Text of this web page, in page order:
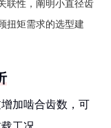
联性，阐明小直径齿
扭矩需求的选型建
加啮合齿数，可